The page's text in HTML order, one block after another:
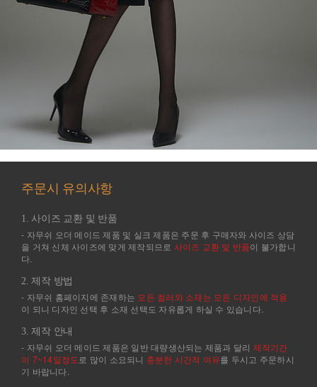
주문시 유의사항
1. 사이즈 교환 및 반품
- 자무쉬 오더 메이드 제품 및 실크 제품은 주문 후 구매자와 사이즈 상담
을 거쳐 신체 사이즈에 맞게 제작되므로 사이즈 교환 및 반품이 불가합니
다.
2. 제작 방법
- 자무쉬 홈페이지에 존재하는 모든 컬러와 소재는 모든 디자인에 적용
이 되니 디자인 선택 후 소재 선택도 자유롭게 하실 수 있습니다.
3. 제작 안내
- 자무쉬 오더 메이드 제품은 일반 대량생산되는 제품과 달리 제작기간
이 7~14일정도 로 많이 소요되니 충분한 시간적 여유를 두시고 주문하시
기 바랍니다.